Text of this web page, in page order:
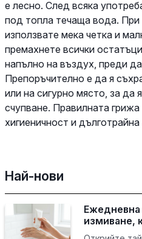
е лесно. След всяка
под топла течаща вода.
използвате мека четка и
премахнете всички
напълно на въздух, преди
Препоръчително е да я
или на сигурно място, за да
счупване. Правилната
хигиеничност и
Най-нови
Ежедневна
измиване,